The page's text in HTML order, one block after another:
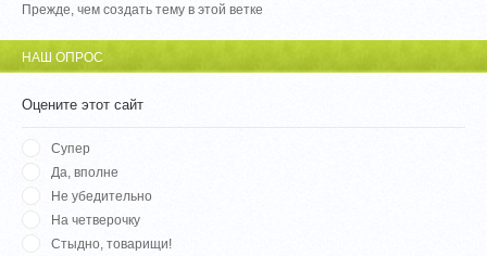
Прежде, чем создать тему в этой ветке
НАШ ОПРОС
Оцените этот сайт
Супер
Да, вполне
Не убедительно
На четверочку
Стыдно, товарищи!